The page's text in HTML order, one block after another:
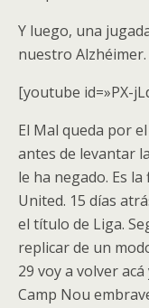
Y luego, una
nuestro Alzhéimer.
[youtube id=»PX-
El Mal queda por
antes de levantar
le ha negado. Es
United. 15 días
el título de Liga.
replicar de un
29 voy a volver
Camp Nou